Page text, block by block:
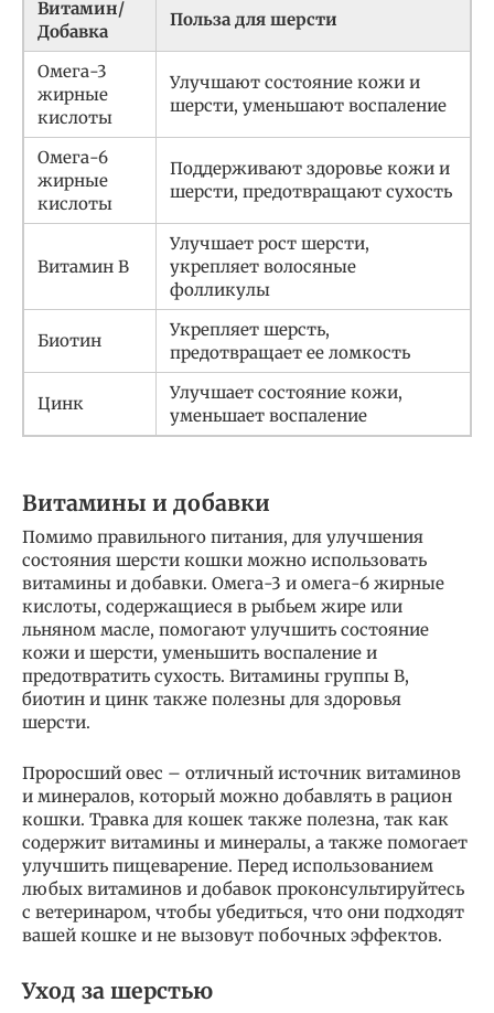
Витамин/
Добавка
Польза для шерсти
Омега-3
жирные
кислоты
Улучшают состояние кожи и
шерсти, уменьшают воспаление
Омега-6
жирные
кислоты
Поддерживают здоровье кожи и
шерсти, предотвращают сухость
Витамин B
Улучшает рост шерсти,
укрепляет волосяные
фолликулы
Биотин
Укрепляет шерсть,
предотвращает ее ломкость
Цинк
Улучшает состояние кожи,
уменьшает воспаление
Витамины и добавки
Помимо правильного питания, для улучшения
состояния шерсти кошки можно использовать
витамины и добавки. Омега-3 и омега-6 жирные
кислоты, содержащиеся в рыбьем жире или
льняном масле, помогают улучшить состояние
кожи и шерсти, уменьшить воспаление и
предотвратить сухость. Витамины группы B,
биотин и цинк также полезны для здоровья
шерсти.
Проросший овес – отличный источник витаминов
и минералов, который можно добавлять в рацион
кошки. Травка для кошек также полезна, так как
содержит витамины и минералы, а также помогает
улучшить пищеварение. Перед использованием
любых витаминов и добавок проконсультируйтесь
с ветеринаром, чтобы убедиться, что они подходят
вашей кошке и не вызовут побочных эффектов.
Уход за шерстью